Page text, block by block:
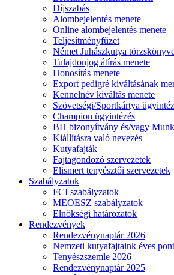
Díjszabás
Alombejelentés menete
Online alombejelentés menete
Teljesítményfűzet
Német Juhászkutya
Tulajdonjog átírás menete
Honosítás menete
Export pedigré kiváltásának
Kennelnév kiváltás menete
Szövetségi/Sportkártya
Champion ügyintézés
BH bizonyítvány és/vagy
Kiállításra való nevezés
Kutyafajták
Fajtagondozó szervezetek
Elismert tenyésztői szervezetek
Szabályzatok
FCI szabályzatok
MEOESZ szabályzatok
Elnökségi határozatok
Rendezvények
Rendezvénynaptár 2026
Nemzeti kutyafajtaink éves
Tenyészszemle 2026
Rendezvénynaptár 2025